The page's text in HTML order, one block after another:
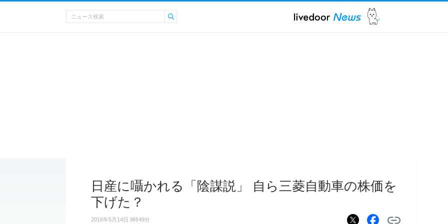
日産に囁かれる「陰謀説」 自ら三菱自動車の株価を
下げた？
2016年5月14日 9時49分